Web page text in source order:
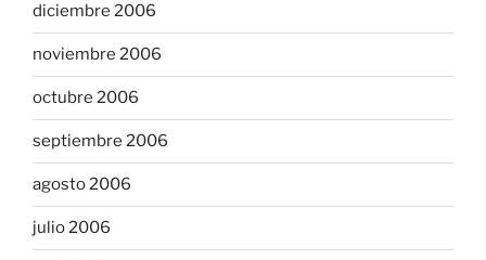
diciembre 2006
noviembre 2006
octubre 2006
septiembre 2006
agosto 2006
julio 2006